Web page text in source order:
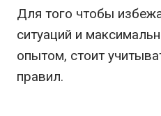
Для того чтобы
ситуаций и
опытом, стоит
правил.